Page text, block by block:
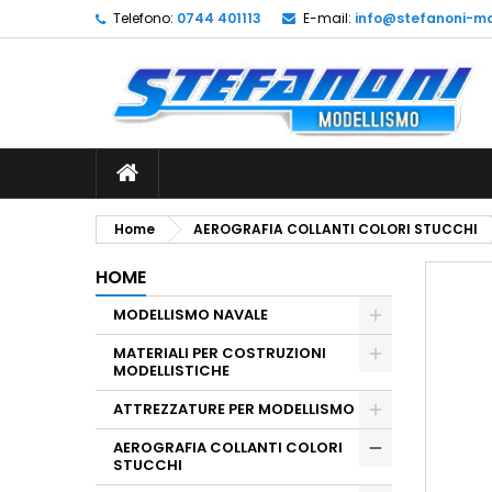
Telefono: 0744 401113 E-mail: info@stefanoni-
Home AEROGRAFIA COLLANTI COLORI STUCCHI
HOME
MODELLISMO NAVALE
MATERIALI PER COSTRUZIONI
MODELLISTICHE
ATTREZZATURE PER MODELLISMO
AEROGRAFIA COLLANTI COLORI
STUCCHI